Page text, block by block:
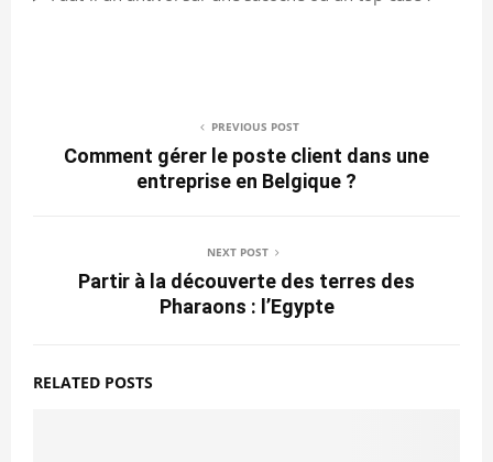
PREVIOUS POST
Comment gérer le poste client dans une
entreprise en Belgique ?
NEXT POST
Partir à la découverte des terres des
Pharaons : l’Egypte
RELATED POSTS